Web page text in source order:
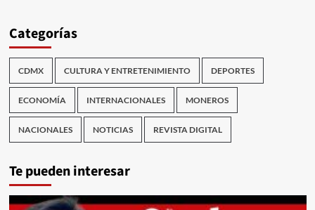
Categorías
CDMX CULTURA Y ENTRETENIMIENTO DEPORTES
ECONOMÍA INTERNACIONALES MONEROS
NACIONALES NOTICIAS REVISTA DIGITAL
Te pueden interesar